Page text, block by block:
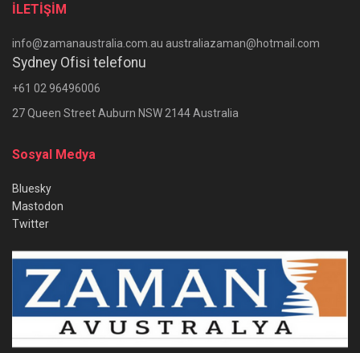
İLETİŞİM
info@zamanaustralia.com.au australiazaman@hotmail.com
Sydney Ofisi telefonu
+61 02 96496006
27 Queen Street Auburn NSW 2144 Australia
Sosyal Medya
Bluesky
Mastodon
Twitter